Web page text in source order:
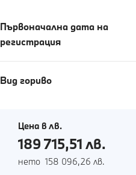
Първоначална дата на
регистрация
Вид гориво
Цена в лв.
189 715,51 лв.
нето 158 096,26 лв.